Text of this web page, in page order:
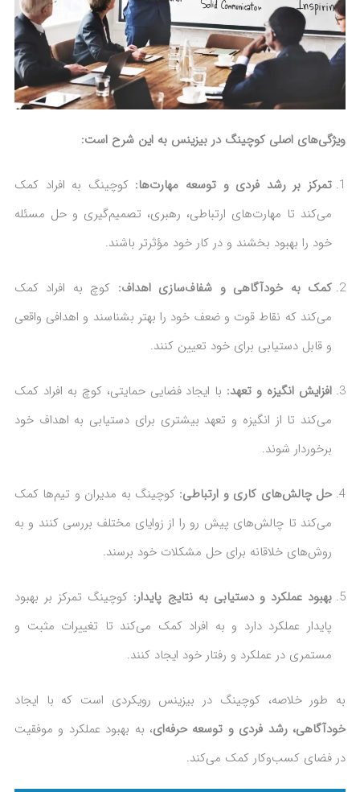
ویژگی‌های اصلی کوچینگ در بیزینس به این شرح است:
تمرکز بر رشد فردی و توسعه مهارت‌ها: کوچینگ به افراد کمک
می‌کند تا مهارت‌های ارتباطی، رهبری، تصمیم‌گیری و حل مسئله
خود را بهبود بخشند و در کار خود مؤثرتر باشند.
کمک به خودآگاهی و شفاف‌سازی اهداف: کوچ به افراد کمک
می‌کند که نقاط قوت و ضعف خود را بهتر بشناسند و اهدافی واقعی
و قابل دستیابی برای خود تعیین کنند.
افزایش انگیزه و تعهد: با ایجاد فضایی حمایتی، کوچ به افراد کمک
می‌کند تا از انگیزه و تعهد بیشتری برای دستیابی به اهداف خود
برخوردار شوند.
حل چالش‌های کاری و ارتباطی: کوچینگ به مدیران و تیم‌ها کمک
می‌کند تا چالش‌های پیش رو را از زوایای مختلف بررسی کنند و به
روش‌های خلاقانه برای حل مشکلات خود برسند.
بهبود عملکرد و دستیابی به نتایج پایدار: کوچینگ تمرکز بر بهبود
پایدار عملکرد دارد و به افراد کمک می‌کند تا تغییرات مثبت و
مستمری در عملکرد و رفتار خود ایجاد کنند.
به طور خلاصه، کوچینگ در بیزینس رویکردی است که با ایجاد
خودآگاهی، رشد فردی و توسعه حرفه‌ای، به بهبود عملکرد و موفقیت
در فضای کسب‌وکار کمک می‌کند.